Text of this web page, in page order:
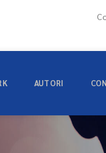
AUTORI